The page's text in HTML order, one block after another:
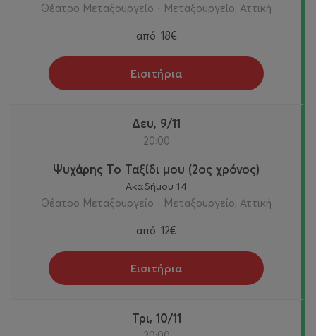
Θέατρο Μεταξουργείο - Μεταξουργείο, Αττική
από 18€
Εισιτήρια
Δευ, 9/11
20:00
Ψυχάρης Το Ταξίδι μου (2ος χρόνος)
Ακαδήμου 14
Θέατρο Μεταξουργείο - Μεταξουργείο, Αττική
από 12€
Εισιτήρια
Τρι, 10/11